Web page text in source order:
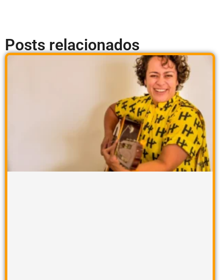
Posts relacionados